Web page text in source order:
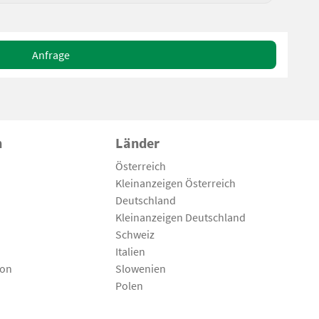
Anfrage
Länder
Österreich
Kleinanzeigen Österreich
Deutschland
Kleinanzeigen Deutschland
Schweiz
Italien
Slowenien
Polen